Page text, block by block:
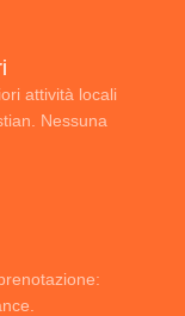
attività locali
Nessuna